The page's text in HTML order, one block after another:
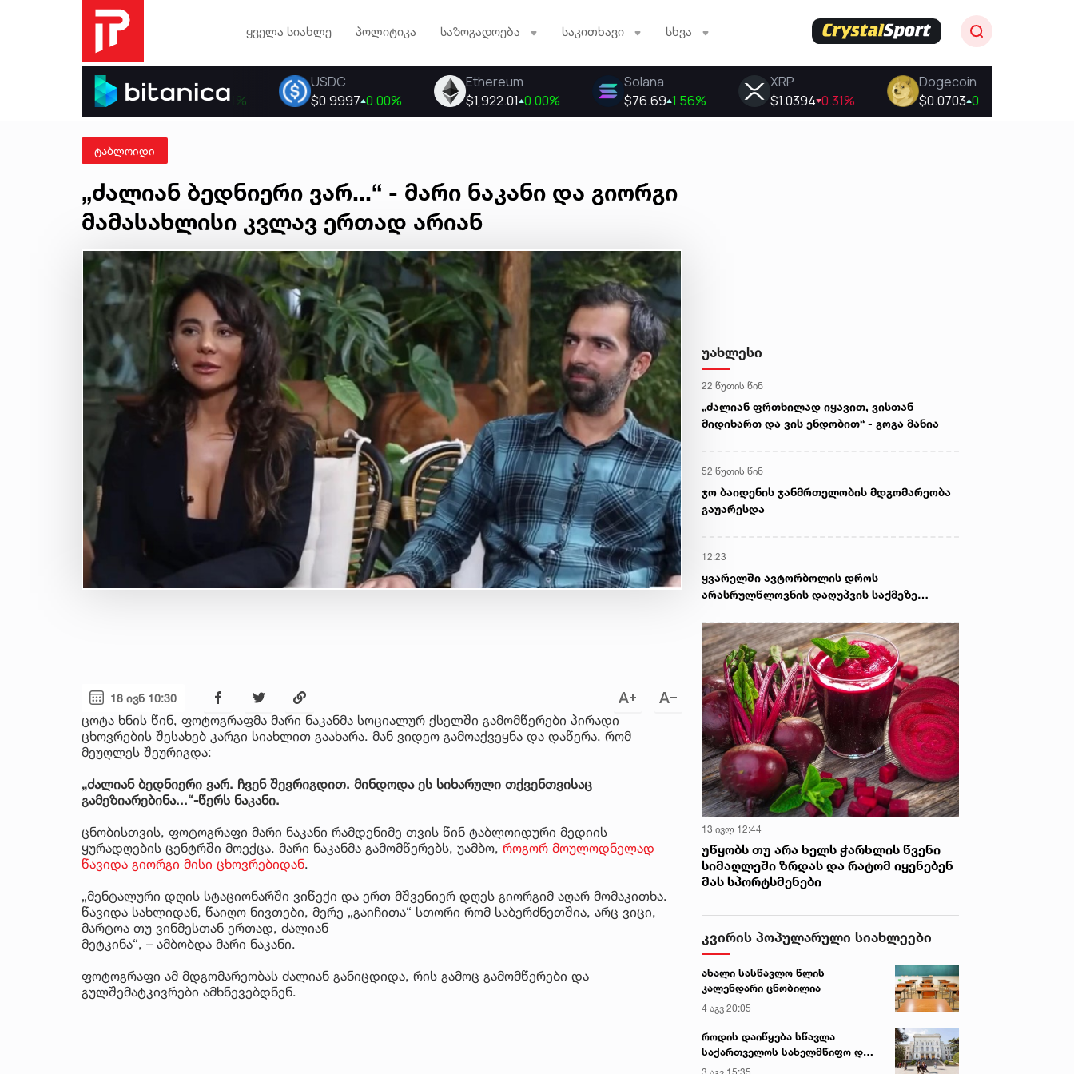
ყველა სიახლე პოლიტიკა საზოგადოება საკითხავი სხვა
ტაბლოიდი
„ძალიან ბედნიერი ვარ...“ - მარი ნაკანი და გიორგი
მამასახლისი კვლავ ერთად არიან
18 ივნ 10:30
ცოტა ხნის წინ, ფოტოგრაფმა მარი ნაკანმა სოციალურ ქსელში გამომწერები პირადი
ცხოვრების შესახებ კარგი სიახლით გაახარა. მან ვიდეო გამოაქვეყნა და დაწერა, რომ
მეუღლეს შეურიგდა:
„ძალიან ბედნიერი ვარ. ჩვენ შევრიგდით. მინდოდა ეს სიხარული თქვენთვისაც
გამეზიარებინა...“-წერს ნაკანი.
ცნობისთვის, ფოტოგრაფი მარი ნაკანი რამდენიმე თვის წინ ტაბლოიდური მედიის
ყურადღების ცენტრში მოექცა. მარი ნაკანმა გამომწერებს, უამბო, როგორ მოულოდნელად
წავიდა გიორგი მისი ცხოვრებიდან.
„მენტალური დღის სტაციონარში ვიწექი და ერთ მშვენიერ დღეს გიორგიმ აღარ მომაკითხა.
წავიდა სახლიდან, წაიღო ნივთები, მერე „გაიჩითა“ სთორი რომ საბერძნეთშია, არც ვიცი,
მარტოა თუ ვინმესთან ერთად, ძალიან
მეტკინა“, – ამბობდა მარი ნაკანი.
ფოტოგრაფი ამ მდგომარეობას ძალიან განიცდიდა, რის გამოც გამომწერები და
გულშემატკივრები ამხნევებდნენ.
უახლესი
22 წუთის წინ
„ძალიან ფრთხილად იყავით, ვისთან
მიდიხართ და ვის ენდობით“ - გოგა მანია
52 წუთის წინ
ჯო ბაიდენის ჯანმრთელობის მდგომარეობა
გაუარესდა
12:23
ყვარელში ავტორბოლის დროს
არასრულწლოვნის დაღუპვის საქმეზე
რა არის ამ დროისთვის ცნობილი
13 ივლ 12:44
უწყობს თუ არა ხელს ჭარხლის წვენი
სიმაღლეში ზრდას და რატომ იყენებენ
მას სპორტსმენები
კვირის პოპულარული სიახლეები
ახალი სასწავლო წლის
კალენდარი ცნობილია
4 აგვ 20:05
როდის დაიწყება სწავლა
საქართველოს სახელმწიფო და
კერძო უნივერსიტეტებში